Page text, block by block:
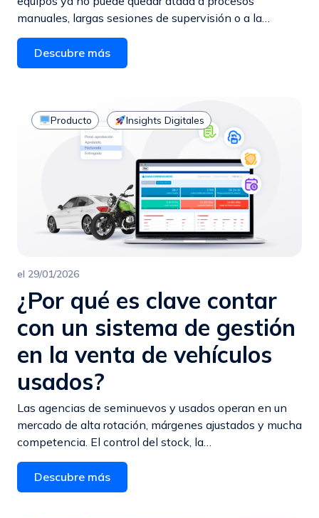
manuales, largas sesiones de supervisión o a la…
Descubre más
Producto Insights Digitales
el 29/01/2026
¿Por qué es clave contar
con un sistema de gestión
en la venta de vehículos
usados?
Las agencias de seminuevos y usados operan en un
mercado de alta rotación, márgenes ajustados y mucha
competencia. El control del stock, la…
Descubre más